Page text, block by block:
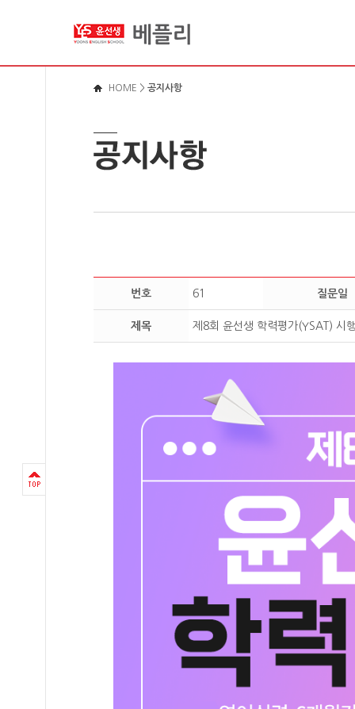
HOME > 공지사항
번호 61 질문일
제목 제8회 윤선생 학력평가(YSAT) 시